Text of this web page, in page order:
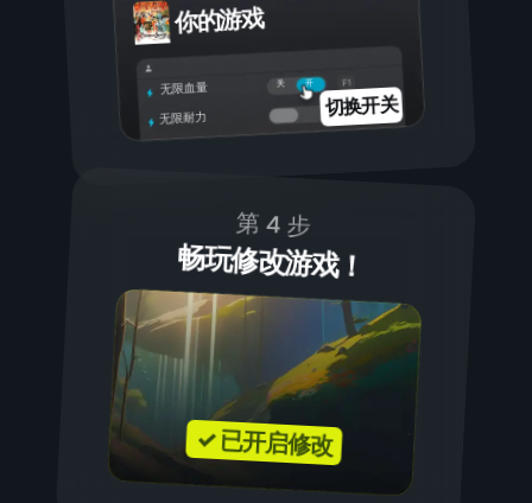
你的游戏
开
关
无限血量
无限耐力
切换开关
第 4 步
畅玩修改游戏！
✓ 已开启修改